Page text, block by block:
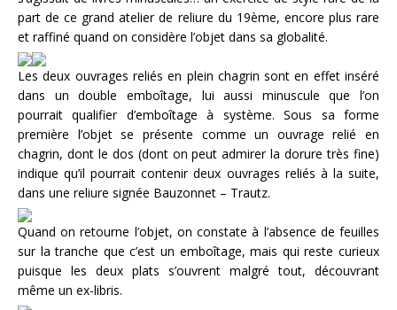
part de ce grand atelier de reliure du 19ème, encore plus rare
et raffiné quand on considère l’objet dans sa globalité.
Les deux ouvrages reliés en plein chagrin sont en effet inséré
dans un double emboîtage, lui aussi minuscule que l’on
pourrait qualifier d’emboîtage à système. Sous sa forme
première l’objet se présente comme un ouvrage relié en
chagrin, dont le dos (dont on peut admirer la dorure très fine)
indique qu’il pourrait contenir deux ouvrages reliés à la suite,
dans une reliure signée Bauzonnet – Trautz.
Quand on retourne l’objet, on constate à l’absence de feuilles
sur la tranche que c’est un emboîtage, mais qui reste curieux
puisque les deux plats s’ouvrent malgré tout, découvrant
même un ex-libris.